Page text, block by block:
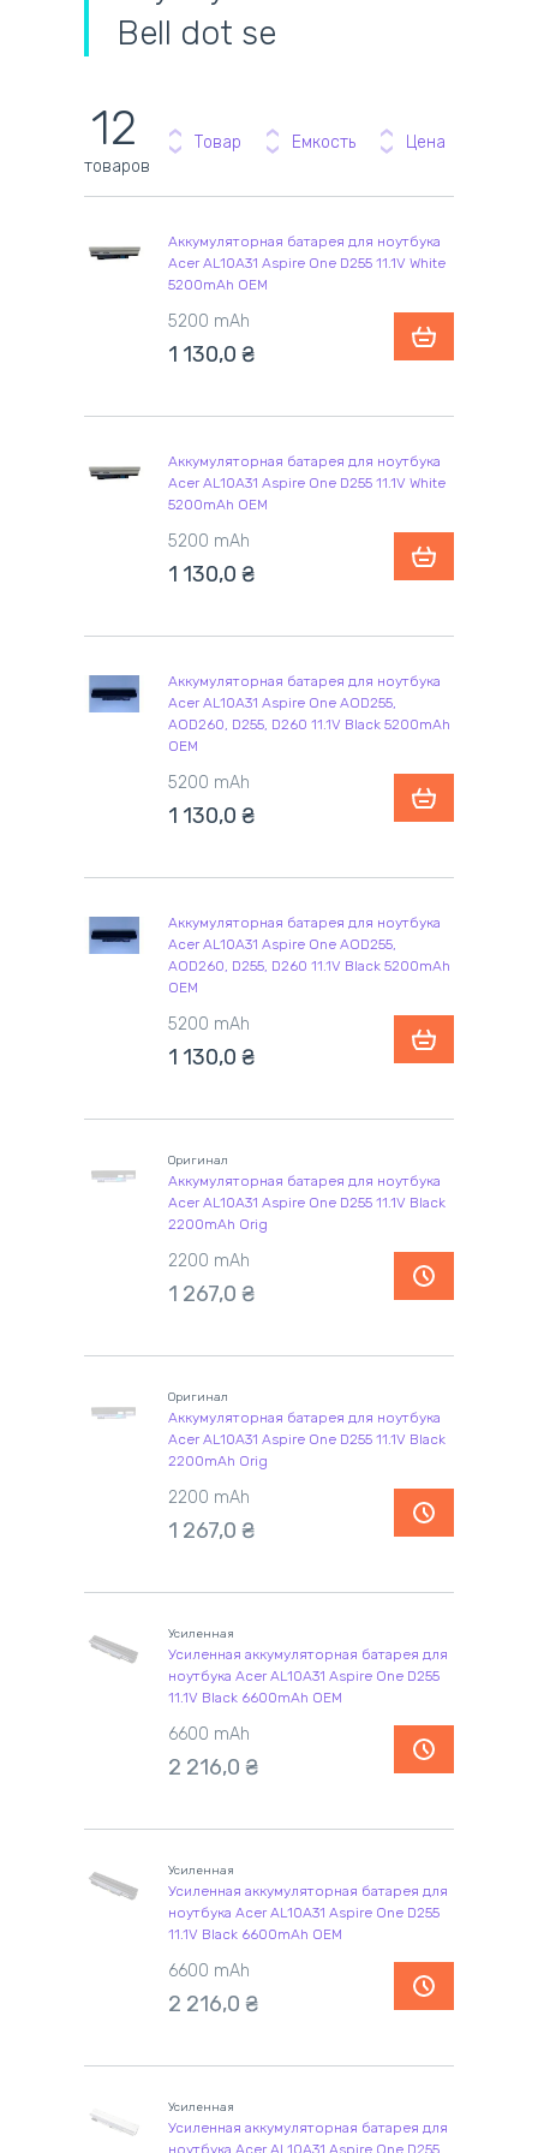
Bell dot se
12
товаров
Товар Емкость Цена
Аккумуляторная батарея для ноутбука
Acer AL10A31 Aspire One D255 11.1V White
5200mAh OEM
5200 mAh
1 130,0 ₴
Аккумуляторная батарея для ноутбука
Acer AL10A31 Aspire One D255 11.1V White
5200mAh OEM
5200 mAh
1 130,0 ₴
Аккумуляторная батарея для ноутбука
Acer AL10A31 Aspire One AOD255,
AOD260, D255, D260 11.1V Black 5200mAh
OEM
5200 mAh
1 130,0 ₴
Аккумуляторная батарея для ноутбука
Acer AL10A31 Aspire One AOD255,
AOD260, D255, D260 11.1V Black 5200mAh
OEM
5200 mAh
1 130,0 ₴
Оригинал
Аккумуляторная батарея для ноутбука
Acer AL10A31 Aspire One D255 11.1V Black
2200mAh Orig
2200 mAh
1 267,0 ₴
Оригинал
Аккумуляторная батарея для ноутбука
Acer AL10A31 Aspire One D255 11.1V Black
2200mAh Orig
2200 mAh
1 267,0 ₴
Усиленная
Усиленная аккумуляторная батарея для
ноутбука Acer AL10A31 Aspire One D255
11.1V Black 6600mAh OEM
6600 mAh
2 216,0 ₴
Усиленная
Усиленная аккумуляторная батарея для
ноутбука Acer AL10A31 Aspire One D255
11.1V Black 6600mAh OEM
6600 mAh
2 216,0 ₴
Усиленная
Усиленная аккумуляторная батарея для
ноутбука Acer AL10A31 Aspire One D255